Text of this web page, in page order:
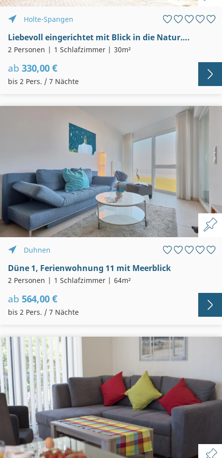
Holte-Spangen
Liebevoll eingerichtet mit Blick in die Natur….
2 Personen 1 Schlafzimmer 30m²
ab 330,00 €
bis 2 Pers. / 7 Nächte
Duhnen
Düne 1, Ferienwohnung 11 mit Meerblick
2 Personen 1 Schlafzimmer 64m²
ab 564,00 €
bis 2 Pers. / 7 Nächte